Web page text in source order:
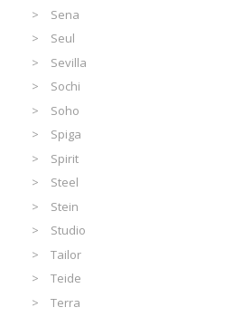
Sena
Seul
Sevilla
Sochi
Soho
Spiga
Spirit
Steel
Stein
Studio
Tailor
Teide
Terra